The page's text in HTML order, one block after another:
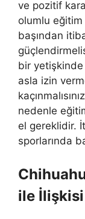
ve pozitif
olumlu eğitim
başından
bir
asla izin
nedenle
el gereklidir.
sporlarında
ile İlişkisi